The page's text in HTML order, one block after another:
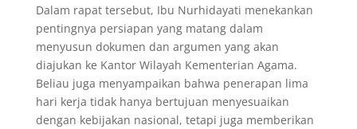
Dalam rapat tersebut, Ibu Nurhidayati menekankan
pentingnya persiapan yang matang dalam
menyusun dokumen dan argumen yang akan
diajukan ke Kantor Wilayah Kementerian Agama.
Beliau juga menyampaikan bahwa penerapan lima
hari kerja tidak hanya bertujuan menyesuaikan
dengan kebijakan nasional, tetapi juga memberikan